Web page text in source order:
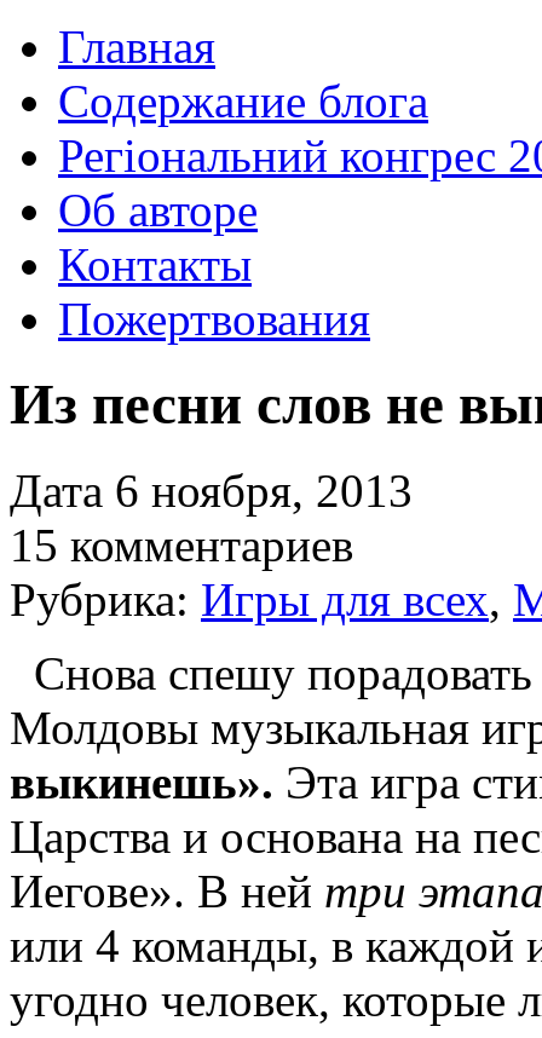
Главная
Содержание блога
Регіональний конгрес
Об авторе
Контакты
Пожертвования
Из песни слов не
Дата 6 ноября, 2013
15 комментариев
Рубрика: Игры для всех,
Снова спешу
Молдовы музыкальная
выкинешь». Эта игра
Царства и основана на
Иегове». В ней три
или 4 команды, в каждой
угодно человек, которые